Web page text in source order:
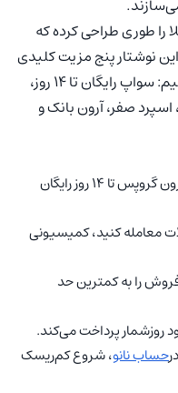
را طوری طراحی کرده که
نوشتار پنج مزیت کلیدی
این بروکر برای ترید طلا را بررسی می‌کنیم: سواپ رایگان تا ۱۴ روز،
از ۱۰ لات در روز، اسپرد صفر، آرون بانک و
سواپ شبانهٔ پوزیشن‌های طلا در آرون گروپس تا ۱۴ روز رایگان
یک روز معاملاتی کمتر از ۱۰ لات معامله کنید، کمیسیونی
را به کمترین حد
روزشمار پرداخت می‌کند.
حساب نانو، شروع کم‌ریسک